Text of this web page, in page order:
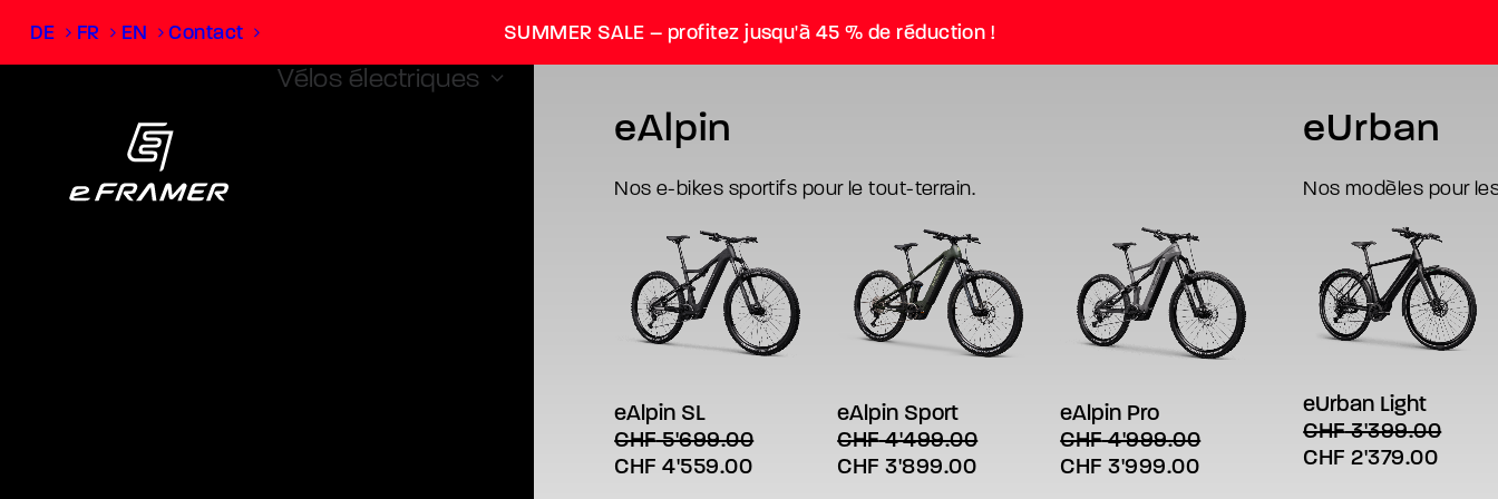
SUMMER SALE – profitez jusqu'à 45 % de réduction !
DE FR EN Contact
Vélos électriques
eAlpin
Nos e-bikes sportifs pour le tout-terrain.
a
plusieurs
variations.
Les
eAlpin SL
CHF5'699.00
Le
CHF 4'559.00Le
a
plusieurs
variations.
Les
eAlpin Sport
CHF4'499.00
Le
CHF 3'899.00Le
a
plusieurs
variations.
Les
eAlpin Pro
CHF4'999.00
Le
CHF 3'999.00Le
eUrban
Nos modèles pour
a
plusieurs
variations.
Les
eUrban Light
CHF3'399.00
Le
CHF 2'379.00Le